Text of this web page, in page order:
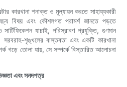
কারখানা শনাক্ত ও মূল্যায়ন করতে সাহায্যকারী
বিষয় এবং কৌশলগত পরামর্শ জানতে পড়তে
যাচাই, পরিস্রাবণ প্রযুক্তি, গুণমান
সরবরাহ-শৃঙ্খলের বাস্তবতা এবং একটি কারখানা
গড়ে তোলা যায়, সে সম্পর্কে বিস্তারিত আলোচনা
এবং সনদপত্র